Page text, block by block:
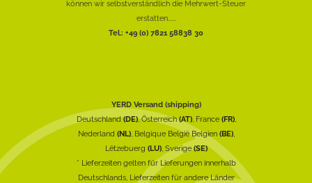
können wir selbstverständlich die Mehrwert-Steuer
erstatten......
Tel.: +49 (0) 7821 58838 30
YERD Versand (shipping)
Deutschland(DE), Österreich(AT), France (FR),
Nederland (NL), Belgique België Belgien (BE),
Lëtzebuerg (LU), Sverige(SE)
* Lieferzeiten gelten für Lieferungen innerhalb
Deutschlands, Lieferzeiten für andere Länder